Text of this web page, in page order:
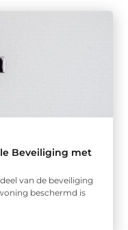
Beveiliging met
van de beveiliging
beschermd is